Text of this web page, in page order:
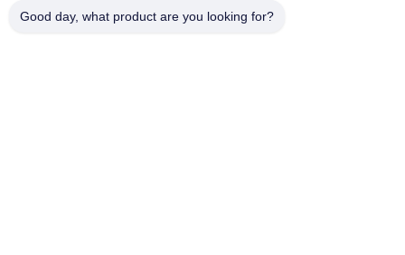
Good day, what product are you looking for?